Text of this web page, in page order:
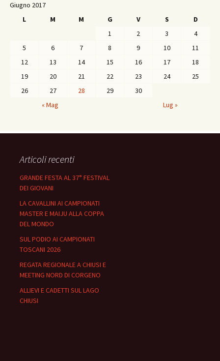
Giugno 2017
L
M M G V S
D
1
2 3
4
5
6 7 8 9 10
11
12
13 14 15 16 17
18
19
20 21 22 23 24
25
26
27 28 29
30
« Mag
Lug »
Articoli recenti
GRANDE FESTA AL 37° FESTIVAL
DEI GIOVANI
LA CAVALLINI AI CAMPIONATI
MASTER E MAIJU ALLA COPPA
DEL MONDO
SUL PODIO AI CAMPIONATI
TOSCANI 2026
REGATA REGIONALE A CHIUSI E
MEETING NORD DI CORGENO
ALLIEVI E CADETTI SUL LAGO
CHIUSI